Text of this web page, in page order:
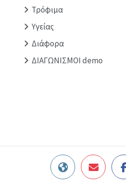
Τρόφιμα
Υγείας
Διάφορα
ΔΙΑΓΩΝΙΣΜΟΙ demo